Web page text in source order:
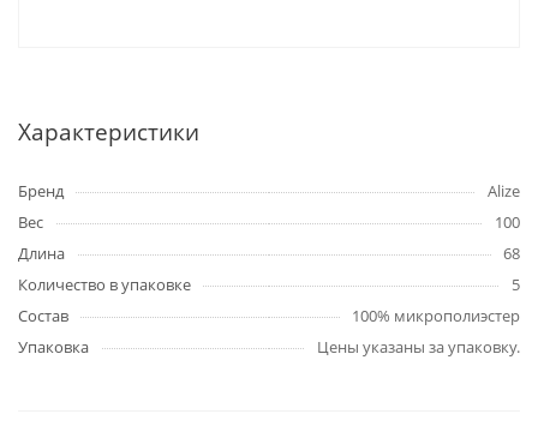
Характеристики
Бренд
Alize
Вес
100
Длина
68
Количество в упаковке
5
Состав
100% микрополиэстер
Упаковка
Цены указаны за упаковку.